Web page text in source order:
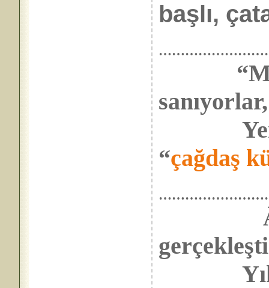
başlı,
“çağdaş
Yıktı